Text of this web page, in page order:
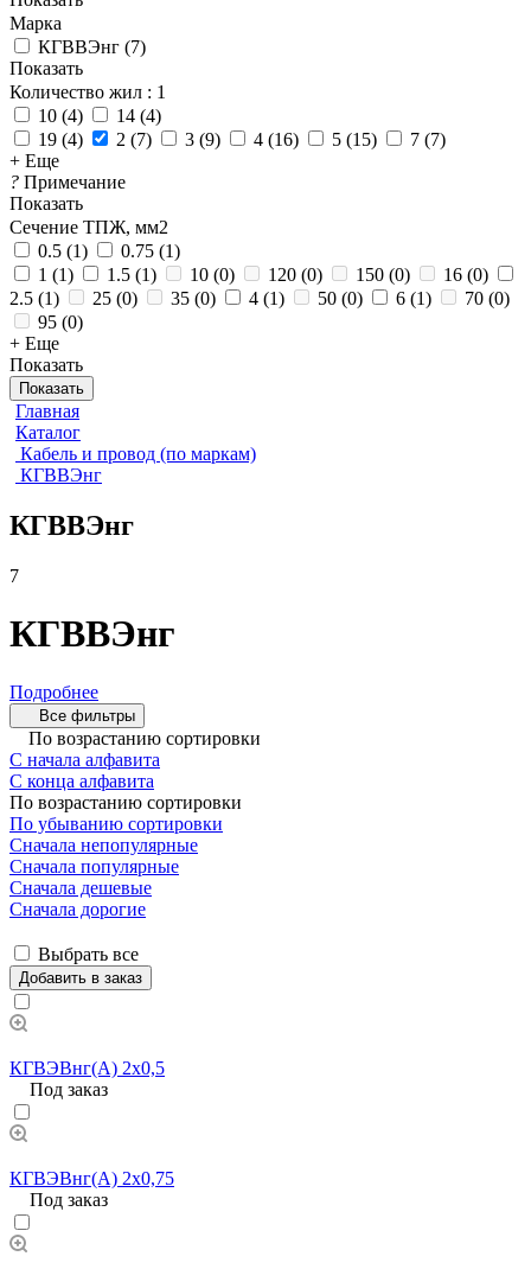
Марка
КГВВЭнг (7)
Показать
Количество жил : 1
10 (4) 14 (4)
19 (4) 2 (7) 3 (9) 4 (16) 5 (15) 7 (7)
+ Еще
? Примечание
Показать
Сечение ТПЖ, мм2
0.5 (1) 0.75 (1)
1 (1) 1.5 (1) 10 (0) 120 (0) 150 (0) 16 (0)
2.5 (1) 25 (0) 35 (0) 4 (1) 50 (0) 6 (1) 70 (0)
95 (0)
+ Еще
Показать
Показать
Главная
Каталог
Кабель и провод (по маркам)
КГВВЭнг
КГВВЭнг
7
КГВВЭнг
Подробнее
Все фильтры
По возрастанию сортировки
С начала алфавита
С конца алфавита
По возрастанию сортировки
По убыванию сортировки
Сначала непопулярные
Сначала популярные
Сначала дешевые
Сначала дорогие
Выбрать все
Добавить в заказ
КГВЭВнг(А) 2х0,5
Под заказ
КГВЭВнг(А) 2х0,75
Под заказ